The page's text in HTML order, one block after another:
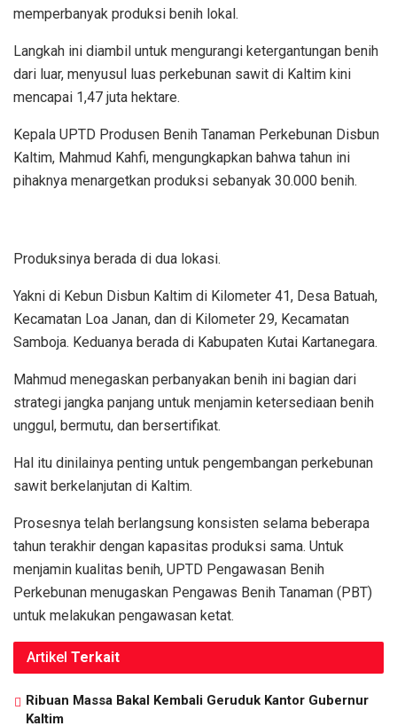
memperbanyak produksi benih lokal.
Langkah ini diambil untuk mengurangi ketergantungan benih
dari luar, menyusul luas perkebunan sawit di Kaltim kini
mencapai 1,47 juta hektare.
Kepala UPTD Produsen Benih Tanaman Perkebunan Disbun
Kaltim, Mahmud Kahfi, mengungkapkan bahwa tahun ini
pihaknya menargetkan produksi sebanyak 30.000 benih.
Produksinya berada di dua lokasi.
Yakni di Kebun Disbun Kaltim di Kilometer 41, Desa Batuah,
Kecamatan Loa Janan, dan di Kilometer 29, Kecamatan
Samboja. Keduanya berada di Kabupaten Kutai Kartanegara.
Mahmud menegaskan perbanyakan benih ini bagian dari
strategi jangka panjang untuk menjamin ketersediaan benih
unggul, bermutu, dan bersertifikat.
Hal itu dinilainya penting untuk pengembangan perkebunan
sawit berkelanjutan di Kaltim.
Prosesnya telah berlangsung konsisten selama beberapa
tahun terakhir dengan kapasitas produksi sama. Untuk
menjamin kualitas benih, UPTD Pengawasan Benih
Perkebunan menugaskan Pengawas Benih Tanaman (PBT)
untuk melakukan pengawasan ketat.
Artikel Terkait
Ribuan Massa Bakal Kembali Geruduk Kantor Gubernur
Kaltim